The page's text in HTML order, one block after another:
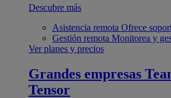
Descubre más
Asistencia remota Ofrece
Gestión remota Monitorea y
Ver planes y precios
Grandes empresas
Tensor